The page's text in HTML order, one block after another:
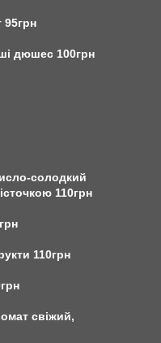
95грн
дюшес 100грн
солодкий
110грн
110грн
свіжий,